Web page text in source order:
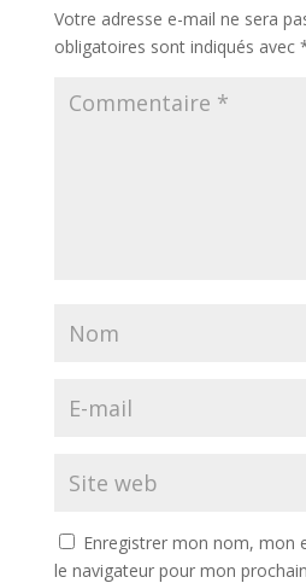
Votre adresse e-mail ne sera
obligatoires sont indiqués avec
Enregistrer mon nom, mon
le navigateur pour mon